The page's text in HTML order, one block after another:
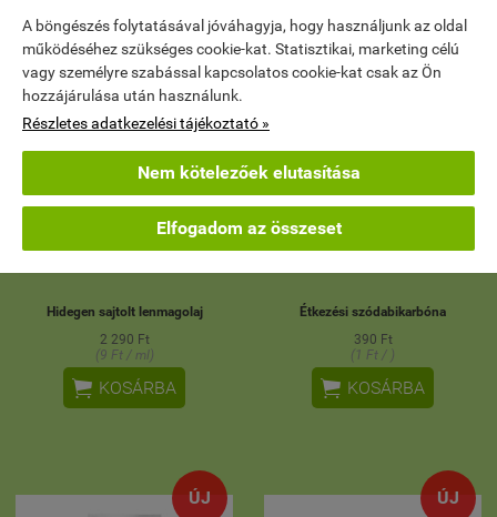
A böngészés folytatásával jóváhagyja, hogy használjunk az oldal
működéséhez szükséges cookie-kat. Statisztikai, marketing célú
vagy személyre szabással kapcsolatos cookie-kat csak az Ön
hozzájárulása után használunk.
Részletes adatkezelési tájékoztató »
Nem kötelezőek elutasítása
Elfogadom az összeset
ÚJ
Hidegen sajtolt lenmagolaj
2 290 Ft
(9 Ft / ml)
 KOSÁRBA
ÚJ
Étkezési szódabikarbóna
390 Ft
(1 Ft / )
 KOSÁRBA
ÚJ ÚJ